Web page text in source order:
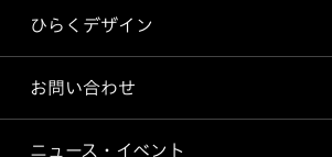
ひらくデザイン
お問い合わせ
ニュース・イベント